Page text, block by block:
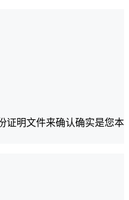
证明文件来确认确实是您本